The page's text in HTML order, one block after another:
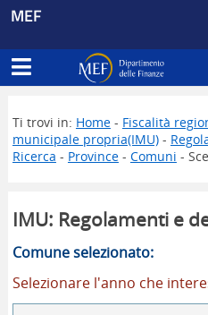
MEF
Apri menu
Dipartimento delle
Ti trovi in: Home- Fiscalità
municipale propria(IMU)-
Ricerca - Province- Comuni -
IMU: Regolamenti e
Comune selezionato:
Selezionare l'anno che